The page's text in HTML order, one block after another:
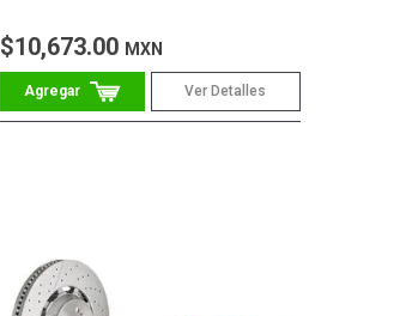
$10,673.00 MXN
Ver Detalles